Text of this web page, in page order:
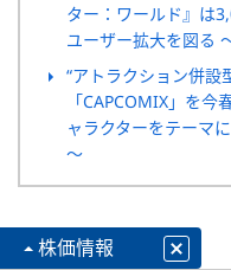
株価情報
ター：ワールド』は
ユーザー拡大を図る
“アトラクション併設
「CAPCOMIX」を今
ャラクターをテーマ
～